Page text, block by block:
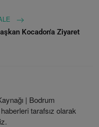
Kocadon'a Ziyaret
| Bodrum
tarafsız olarak